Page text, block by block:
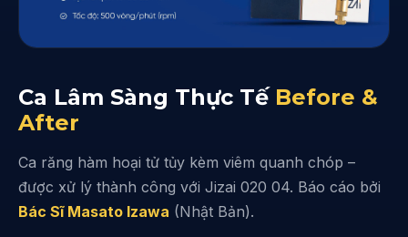
Ca Lâm Sàng Thực Tế Before &
After
Ca răng hàm hoại tử tủy kèm viêm quanh chóp –
được xử lý thành công với Jizai 020 04. Báo cáo bởi
Bác Sĩ Masato Izawa (Nhật Bản).